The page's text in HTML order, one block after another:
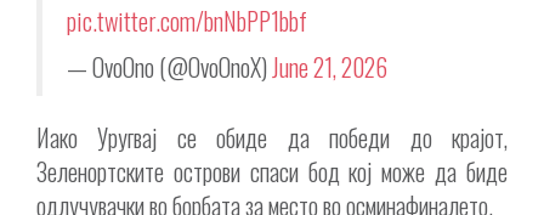
pic.twitter.com/bnNbPP1bbf
— OvoOno (@OvoOnoX) June 21, 2026
Иако Уругвај се обиде да победи до крајот,
Зеленортските острови спаси бод кој може да биде
одлучувачки во борбата за место во осминафиналето.